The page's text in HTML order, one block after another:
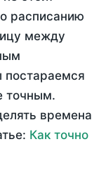
расписанию
между
точным.
времена
Как точно